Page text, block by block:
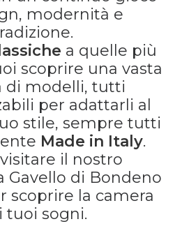
modernità e
a quelle più
scoprire una vasta
di modelli, tutti
per adattarli al
stile, sempre tutti
Made in Italy.
il nostro
Gavello di Bondeno
scoprire la camera
tuoi sogni.